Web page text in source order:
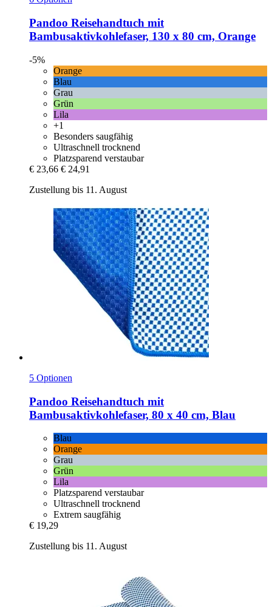
Pandoo Reisehandtuch mit
Bambusaktivkohlefaser, 130 x 80 cm, Orange
-5%
Orange
Blau
Grau
Grün
Lila
+1
Besonders saugfähig
Ultraschnell trocknend
Platzsparend verstaubar
€ 23,66 € 24,91
Zustellung bis 11. August
5 Optionen
Pandoo Reisehandtuch mit
Bambusaktivkohlefaser, 80 x 40 cm, Blau
Blau
Orange
Grau
Grün
Lila
Platzsparend verstaubar
Ultraschnell trocknend
Extrem saugfähig
€ 19,29
Zustellung bis 11. August